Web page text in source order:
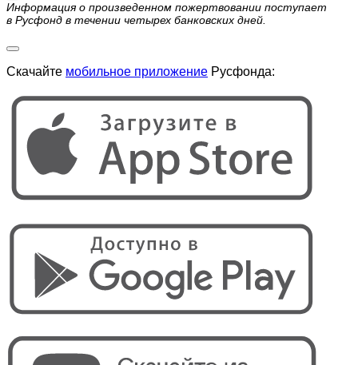
Информация о произведенном пожертвовании поступает
в Русфонд в течении четырех банковских дней.
Скачайте мобильное приложение Русфонда: